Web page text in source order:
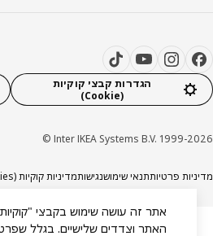
הגדרות קבצי קוקיות
Inter IKEA Systems B.V. 1999-
פרטיותתנאי שימושנגישותמדיניות קוקיות (Cookies)
האתר וצדדים שלישיים. בגלל